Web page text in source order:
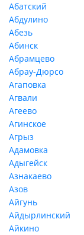
Абатский
Абдулино
Абезь
Абинск
Абрамцево
Абрау-Дюрсо
Агаповка
Агвали
Агеево
Агинское
Агрыз
Адамовка
Адыгейск
Азнакаево
Азов
Айгунь
Айдырлинский
Айкино